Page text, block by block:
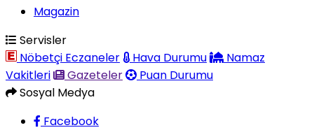
Magazin
Servisler
Nöbetçi Eczaneler
Hava Durumu
Namaz
Vakitleri
Gazeteler
Puan Durumu
Sosyal Medya
Facebook